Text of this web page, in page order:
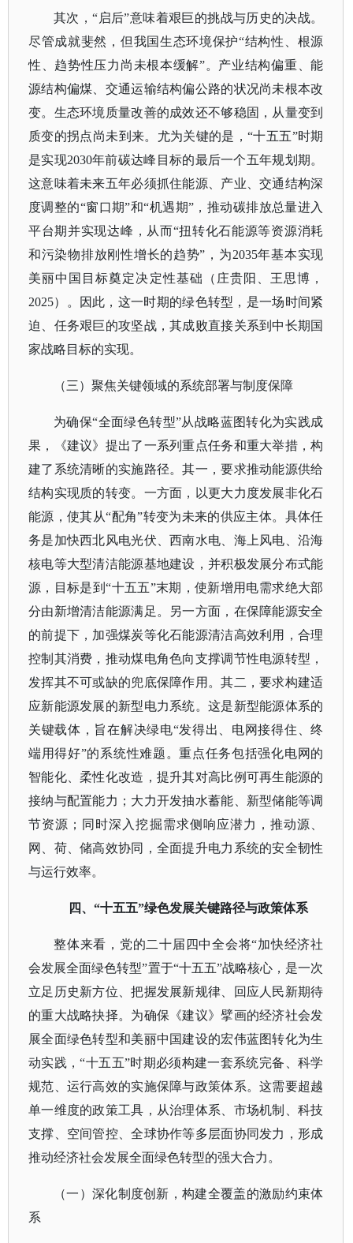
其次，“启后”意味着艰巨的挑战与历史的决战。
尽管成就斐然，但我国生态环境保护“结构性、根源
性、趋势性压力尚未根本缓解”。产业结构偏重、能
源结构偏煤、交通运输结构偏公路的状况尚未根本改
变。生态环境质量改善的成效还不够稳固，从量变到
质变的拐点尚未到来。尤为关键的是，“十五五”时期
是实现2030年前碳达峰目标的最后一个五年规划期。
这意味着未来五年必须抓住能源、产业、交通结构深
度调整的“窗口期”和“机遇期”，推动碳排放总量进入
平台期并实现达峰，从而“扭转化石能源等资源消耗
和污染物排放刚性增长的趋势”，为2035年基本实现
美丽中国目标奠定决定性基础（庄贵阳、王思博，
2025）。因此，这一时期的绿色转型，是一场时间紧
迫、任务艰巨的攻坚战，其成败直接关系到中长期国
家战略目标的实现。
（三）聚焦关键领域的系统部署与制度保障
为确保“全面绿色转型”从战略蓝图转化为实践成
果，《建议》提出了一系列重点任务和重大举措，构
建了系统清晰的实施路径。其一，要求推动能源供给
结构实现质的转变。一方面，以更大力度发展非化石
能源，使其从“配角”转变为未来的供应主体。具体任
务是加快西北风电光伏、西南水电、海上风电、沿海
核电等大型清洁能源基地建设，并积极发展分布式能
源，目标是到“十五五”末期，使新增用电需求绝大部
分由新增清洁能源满足。另一方面，在保障能源安全
的前提下，加强煤炭等化石能源清洁高效利用，合理
控制其消费，推动煤电角色向支撑调节性电源转型，
发挥其不可或缺的兜底保障作用。其二，要求构建适
应新能源发展的新型电力系统。这是新型能源体系的
关键载体，旨在解决绿电“发得出、电网接得住、终
端用得好”的系统性难题。重点任务包括强化电网的
智能化、柔性化改造，提升其对高比例可再生能源的
接纳与配置能力；大力开发抽水蓄能、新型储能等调
节资源；同时深入挖掘需求侧响应潜力，推动源、
网、荷、储高效协同，全面提升电力系统的安全韧性
与运行效率。
四、“十五五”绿色发展关键路径与政策体系
整体来看，党的二十届四中全会将“加快经济社
会发展全面绿色转型”置于“十五五”战略核心，是一次
立足历史新方位、把握发展新规律、回应人民新期待
的重大战略抉择。为确保《建议》擘画的经济社会发
展全面绿色转型和美丽中国建设的宏伟蓝图转化为生
动实践，“十五五”时期必须构建一套系统完备、科学
规范、运行高效的实施保障与政策体系。这需要超越
单一维度的政策工具，从治理体系、市场机制、科技
支撑、空间管控、全球协作等多层面协同发力，形成
推动经济社会发展全面绿色转型的强大合力。
（一）深化制度创新，构建全覆盖的激励约束体
系